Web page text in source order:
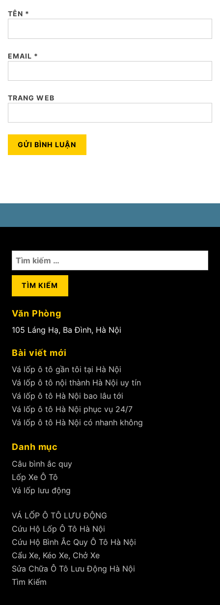
TÊN *
EMAIL *
TRANG WEB
Tìm
kiếm
cho:
Văn Phòng
105 Láng Hạ, Ba Đình, Hà Nội
Bài viết mới
Vá lốp ô tô gần tôi tại Hà Nội
Vá lốp ô tô nội thành Hà Nội uy tín
Vá lốp ô tô Hà Nội bao lâu tới
Vá lốp ô tô Hà Nội phục vụ 24/7
Vá lốp ô tô Hà Nội có nhanh không
Danh mục
Câu bình ắc quy
Lốp Xe Ô Tô
Vá lốp lưu động
VÁ LỐP Ô TÔ LƯU ĐỘNG
Cứu Hộ Lốp Ô Tô Hà Nội
Cứu Hộ Bình Ắc Quy Ô Tô Hà Nội
Cẩu Xe, Kéo Xe, Chở Xe
Sửa Chữa Ô Tô Lưu Động Hà Nội
Tìm Kiếm